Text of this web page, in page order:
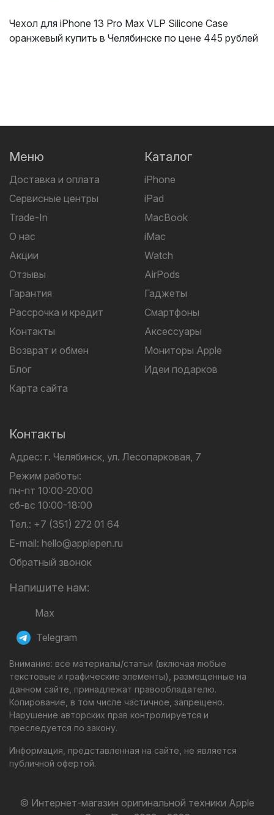
Чехол для iPhone 13 Pro Max VLP Silicone Case
оранжевый купить в Челябинске по цене 445 рублей
Меню
Доставка и оплата
Сервисные центры
Trade-In
О нас
Акции
Отзывы
Гарантия
Рассрочка и кредит
Контакты
Возврат и обмен
Блог
Карта сайта
Каталог
iPhone
iPad
MacBook
iMac
Watch
AirPods
Гаджеты
Смартфоны
Аксессуары
Мониторы Apple
Идеи подарков
Контакты
Адрес: г. Челябинск, ул. Лесопарковая, 7
Режим работы:
пн-пт 10:00-20:00
сб-вс 10:00-18:00
Тел.: +7 (351) 272 01 64
E-mail: hello@applepen.ru
Обратный звонок
Напишите нам:
Max
Telegram
Внимание: все материалы/статьи (включая любые
текстовые и графические элементы), размещенные на
данном сайте, принадлежат правообладателю.
Копирование, в том числе частичное, запрещено.
Нарушение авторских прав контролируется и
преследуется по закону.
Информация, представленная на сайте, не является
публичной офертой.
© Интернет-магазин оригинальной техники Apple